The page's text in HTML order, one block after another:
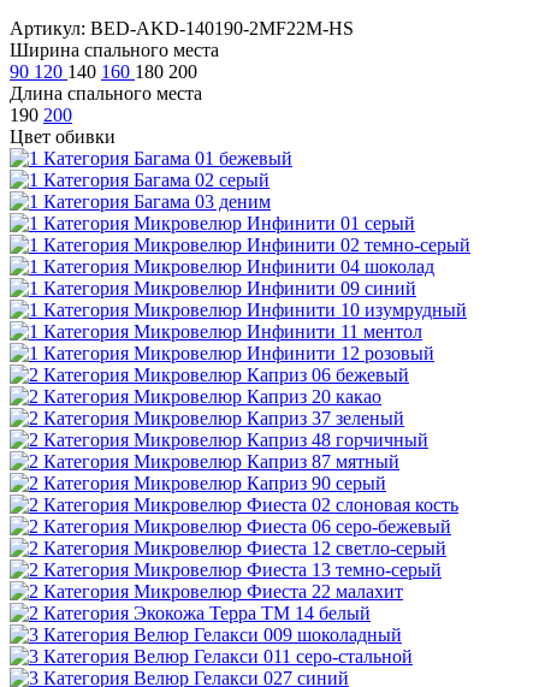
Артикул: BED-AKD-140190-2MF22M-HS
Ширина спального места
90 120 140 160 180 200
Длина спального места
190 200
Цвет обивки